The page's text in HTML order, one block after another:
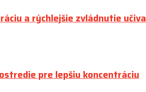
a rýchlejšie zvládnutie učiva
pre lepšiu koncentráciu